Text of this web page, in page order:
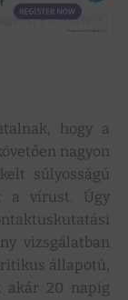
hogy a
nagyon
súlyosságú
a vírust. Úgy
vizsgálatban
állapotú,
akár 20 napig